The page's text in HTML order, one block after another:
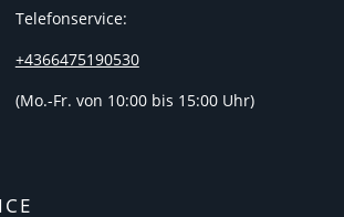
Telefonservice:
+4366475190530
(Mo.-Fr. von 10:00 bis 15:00 Uhr)